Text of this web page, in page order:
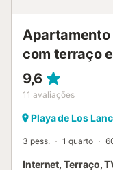
Apartamento
com terraço
9,6
11 avaliações
Playa de Los
3 pess. 1 quarto
Internet, Terraço,